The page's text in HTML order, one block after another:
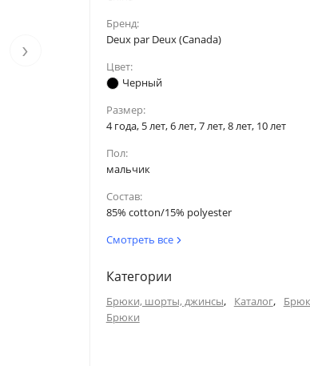
›
Бренд:
Deux par Deux (Canada)
Цвет:
Черный
Размер:
4 года, 5 лет, 6 лет, 7 лет, 8 лет, 10 лет
Пол:
мальчик
Состав:
85% cotton/15% polyester
Смотреть все
Категории
Брюки, шорты, джинсы, Каталог,
Брюки